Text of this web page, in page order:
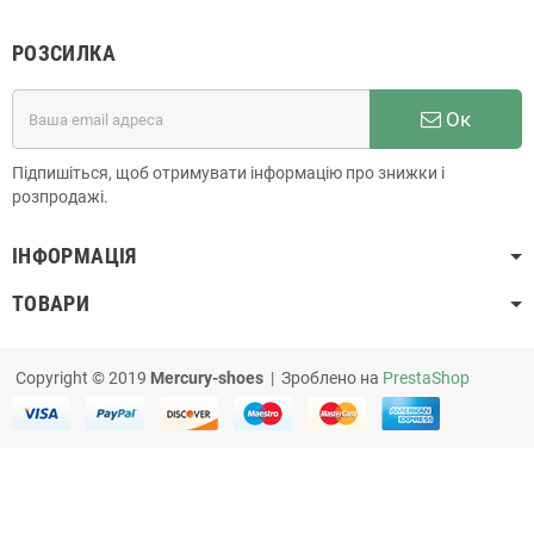
РОЗСИЛКА
Ок
Підпишіться, щоб отримувати інформацію про знижки і
розпродажі.
ІНФОРМАЦІЯ
ТОВАРИ
Copyright © 2019 Mercury-shoes | Зроблено на PrestaShop